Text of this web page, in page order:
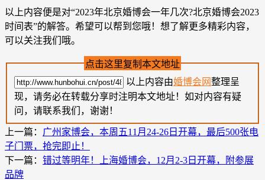
以上内容便是对“2023年北京婚博会一年几次?北京婚博会2023
时间表”的解答。希望可以帮到您哦！想了解更多精彩内容，
可以关注我们哦。
点击这里复制本文地址
以上内容由婚博会网整理呈
现，请务必在转载分享时注明本文地址！如对内容有疑
问，请联系我们，谢谢！
上一篇： 广州家博会，本周五11月24-26日开幕，最后500张电
子门票，抢完即止！
下一篇： 错过等明年！上海婚博会，12月2-3日开幕，附参展
品牌